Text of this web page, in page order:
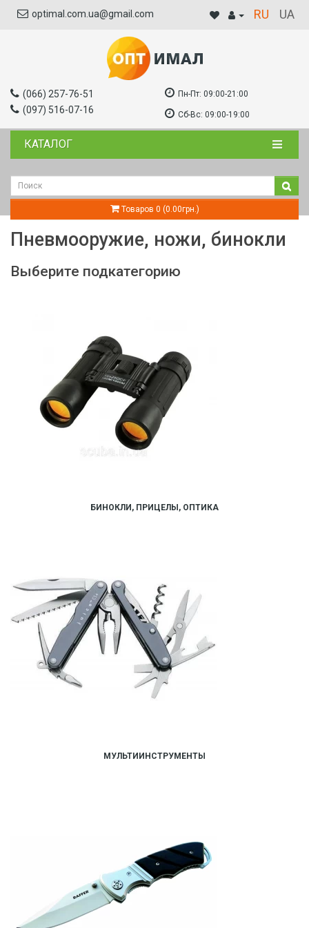
optimal.com.ua@gmail.com RU UA
(066) 257-76-51
(097) 516-07-16
Пн-Пт: 09:00-21:00
Сб-Вс: 09:00-19:00
КАТАЛОГ
Товаров 0 (0.00грн.)
Пневмооружие, ножи, бинокли
Выберите подкатегорию
БИНОКЛИ, ПРИЦЕЛЫ, ОПТИКА
МУЛЬТИИНСТРУМЕНТЫ